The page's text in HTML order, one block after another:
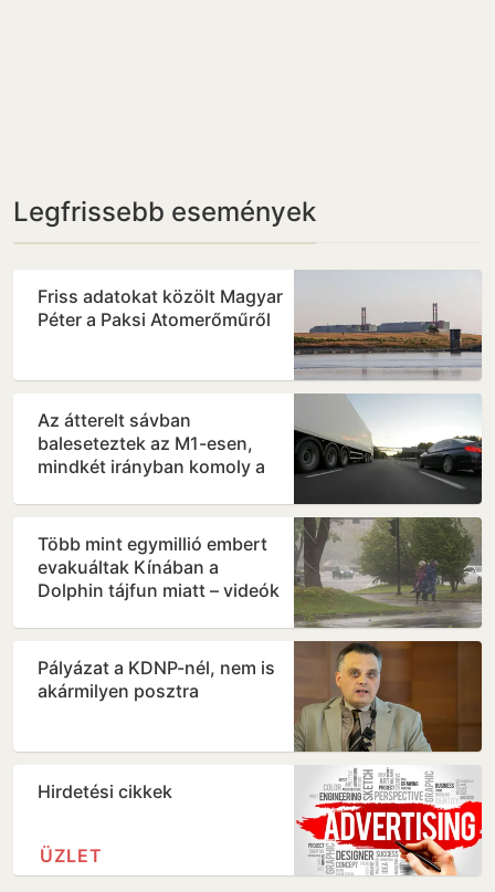
Legfrissebb események
Friss adatokat közölt Magyar
Péter a Paksi Atomerőműről
Az átterelt sávban
baleseteztek az M1-esen,
mindkét irányban komoly a
Több mint egymillió embert
evakuáltak Kínában a
Dolphin tájfun miatt – videók
Pályázat a KDNP-nél, nem is
akármilyen posztra
Hirdetési cikkek
ÜZLET